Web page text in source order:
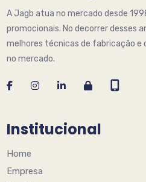
A Jagb atua no mercado desde
promocionais. No decorrer desses
melhores técnicas de fabricação e
no mercado.
Institucional
Home
Empresa